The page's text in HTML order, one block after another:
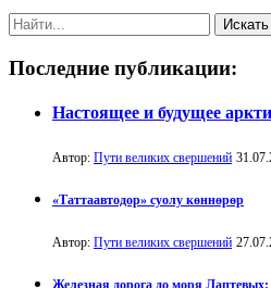
Последние публикации:
Настоящее и будущее
Автор: Пути великих свершений
«Таттаавтодор» суолу көннөрөр
Автор: Пути великих свершений